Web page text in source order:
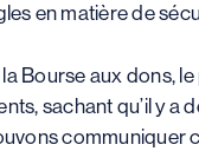
en matière de
Bourse aux dons,
sachant qu’il y